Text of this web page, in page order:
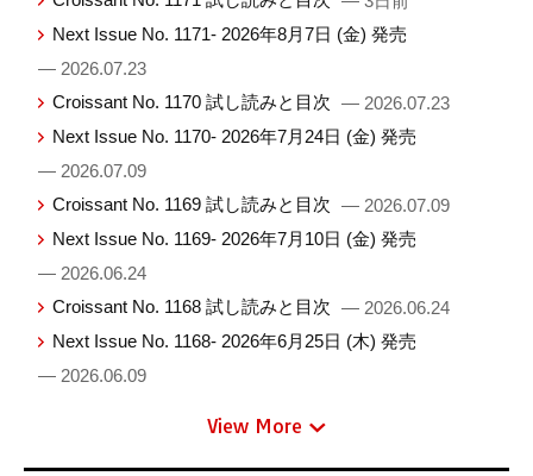
Next Issue No. 1171- 2026年8月7日 (金) 発売
— 2026.07.23
Croissant No. 1170 試し読みと目次 — 2026.07.23
Next Issue No. 1170- 2026年7月24日 (金) 発売
— 2026.07.09
Croissant No. 1169 試し読みと目次 — 2026.07.09
Next Issue No. 1169- 2026年7月10日 (金) 発売
— 2026.06.24
Croissant No. 1168 試し読みと目次 — 2026.06.24
Next Issue No. 1168- 2026年6月25日 (木) 発売
— 2026.06.09
View More